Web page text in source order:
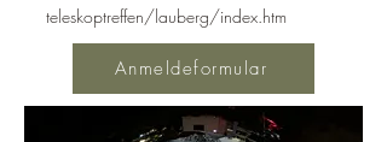
teleskoptreffen/lauberg/index.htm
Anmeldeformular